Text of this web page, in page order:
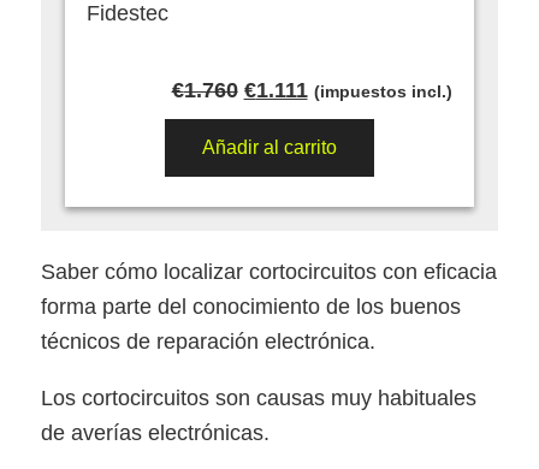
Fidestec
€1.760 El
precio
original
€1.111El
precio
actual
(impuestos incl.)
Añadir al carrito
Saber cómo localizar cortocircuitos con eficacia
forma parte del conocimiento de los buenos
técnicos de reparación electrónica.
Los cortocircuitos son causas muy habituales
de averías electrónicas.